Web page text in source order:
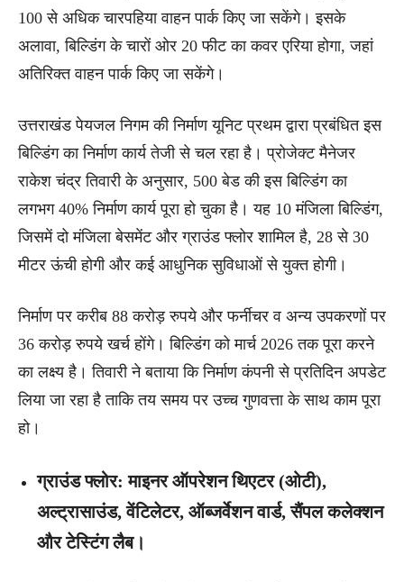
100 से अधिक चारपहिया वाहन पार्क किए जा सकेंगे। इसके
अलावा, बिल्डिंग के चारों ओर 20 फीट का कवर एरिया होगा, जहां
अतिरिक्त वाहन पार्क किए जा सकेंगे।
उत्तराखंड पेयजल निगम की निर्माण यूनिट प्रथम द्वारा प्रबंधित इस
बिल्डिंग का निर्माण कार्य तेजी से चल रहा है। प्रोजेक्ट मैनेजर
राकेश चंद्र तिवारी के अनुसार, 500 बेड की इस बिल्डिंग का
लगभग 40% निर्माण कार्य पूरा हो चुका है। यह 10 मंजिला बिल्डिंग,
जिसमें दो मंजिला बेसमेंट और ग्राउंड फ्लोर शामिल है, 28 से 30
मीटर ऊंची होगी और कई आधुनिक सुविधाओं से युक्त होगी।
निर्माण पर करीब 88 करोड़ रुपये और फर्नीचर व अन्य उपकरणों पर
36 करोड़ रुपये खर्च होंगे। बिल्डिंग को मार्च 2026 तक पूरा करने
का लक्ष्य है। तिवारी ने बताया कि निर्माण कंपनी से प्रतिदिन अपडेट
लिया जा रहा है ताकि तय समय पर उच्च गुणवत्ता के साथ काम पूरा
हो।
ग्राउंड फ्लोर: माइनर ऑपरेशन थिएटर (ओटी),
अल्ट्रासाउंड, वेंटिलेटर, ऑब्जर्वेशन वार्ड, सैंपल कलेक्शन
और टेस्टिंग लैब।